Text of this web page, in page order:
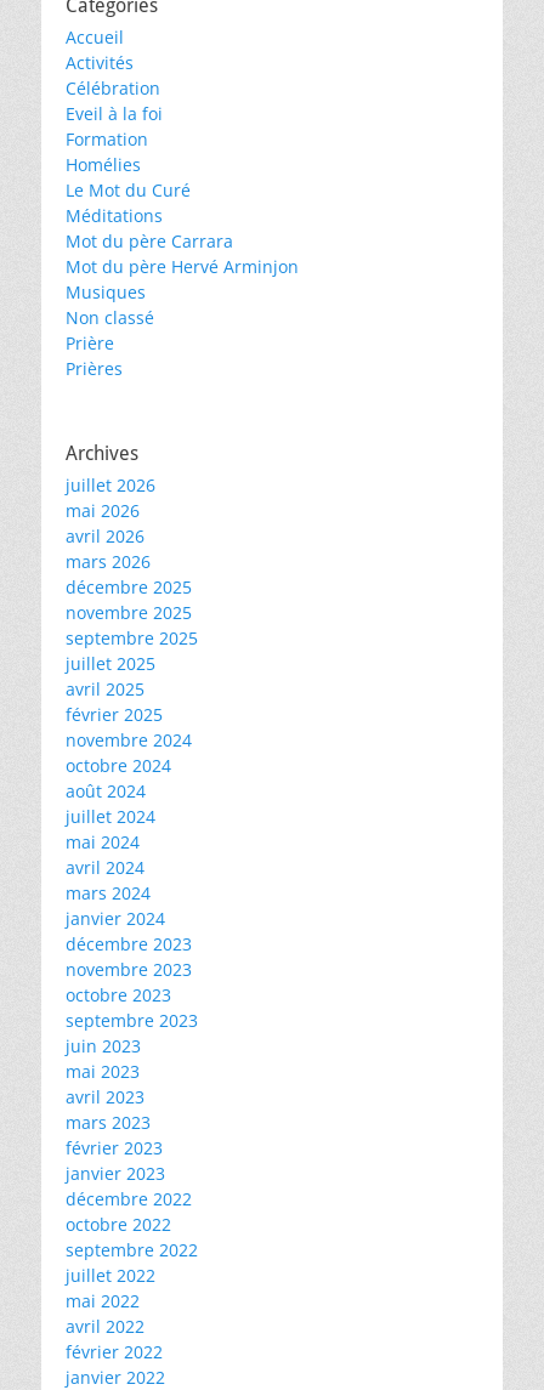
Catégories
Accueil
Activités
Célébration
Eveil à la foi
Formation
Homélies
Le Mot du Curé
Méditations
Mot du père Carrara
Mot du père Hervé Arminjon
Musiques
Non classé
Prière
Prières
Archives
juillet 2026
mai 2026
avril 2026
mars 2026
décembre 2025
novembre 2025
septembre 2025
juillet 2025
avril 2025
février 2025
novembre 2024
octobre 2024
août 2024
juillet 2024
mai 2024
avril 2024
mars 2024
janvier 2024
décembre 2023
novembre 2023
octobre 2023
septembre 2023
juin 2023
mai 2023
avril 2023
mars 2023
février 2023
janvier 2023
décembre 2022
octobre 2022
septembre 2022
juillet 2022
mai 2022
avril 2022
février 2022
janvier 2022